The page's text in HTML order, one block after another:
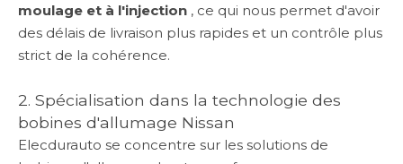
moulage et à l'injection , ce qui nous permet d'avoir
des délais de livraison plus rapides et un contrôle plus
strict de la cohérence.
2. Spécialisation dans la technologie des
bobines d'allumage Nissan
Elecdurauto se concentre sur les solutions de